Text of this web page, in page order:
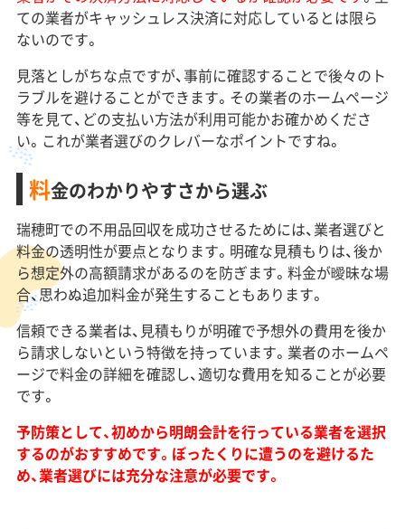
ての業者がキャッシュレス決済に対応しているとは限ら
ないのです。
見落としがちな点ですが、事前に確認することで後々のト
ラブルを避けることができます。その業者のホームページ
等を見て、どの支払い方法が利用可能かお確かめくださ
い。これが業者選びのクレバーなポイントですね。
料金のわかりやすさから選ぶ
瑞穂町での不用品回収を成功させるためには、業者選びと
料金の透明性が要点となります。明確な見積もりは、後か
ら想定外の高額請求があるのを防ぎます。料金が曖昧な場
合、思わぬ追加料金が発生することもあります。
信頼できる業者は、見積もりが明確で予想外の費用を後か
ら請求しないという特徴を持っています。業者のホームペ
ージで料金の詳細を確認し、適切な費用を知ることが必要
です。
予防策として、初めから明朗会計を行っている業者を選択
するのがおすすめです。ぼったくりに遭うのを避けるた
め、業者選びには充分な注意が必要です。